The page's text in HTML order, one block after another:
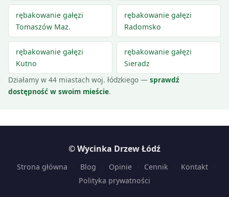
rębakowanie gałęzi
Tomaszów Maz.
rębakowanie gałęzi
Radomsko
rębakowanie gałęzi
Kutno
rębakowanie gałęzi
Sieradz
Działamy w 44 miastach woj. łódzkiego — sprawdź
dostępność w swoim mieście.
© Wycinka Drzew Łódź
Strona główna Blog Opinie Cennik Kontakt
Polityka prywatności